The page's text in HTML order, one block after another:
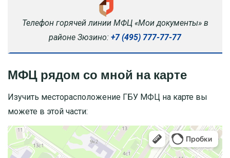
Телефон горячей линии МФЦ «Мои документы» в
районе Зюзино: +7 (495) 777-77-77
МФЦ рядом со мной на карте
Изучить месторасположение ГБУ МФЦ на карте вы
можете в этой части: